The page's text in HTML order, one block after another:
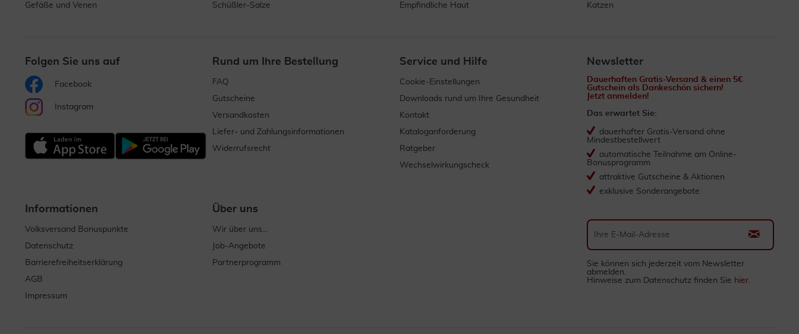
Gefäße und Venen
Schüßler-Salze
Empfindliche Haut
Katzen
Folgen Sie uns auf
Facebook
Instagram
Rund um Ihre Bestellung
FAQ
Gutscheine
Versandkosten
Liefer- und Zahlungsinformationen
Widerrufsrecht
Service und Hilfe
Cookie-Einstellungen
Downloads rund um Ihre Gesundheit
Kontakt
Kataloganforderung
Ratgeber
Wechselwirkungscheck
Informationen
Volksversand Bonuspunkte
Datenschutz
Barrierefreiheitserklärung
AGB
Impressum
Über uns
Wir über uns...
Job-Angebote
Partnerprogramm
Newsletter
Dauerhaften Gratis-Versand & einen 5€
Gutschein als Dankeschön sichern!
Jetzt anmelden!
Das erwartet Sie:
dauerhafter Gratis-Versand ohne
Mindestbestellwert
automatische Teilnahme am Online-
Bonusprogramm
attraktive Gutscheine & Aktionen
exklusive Sonderangebote
Sie können sich jederzeit vom Newsletter
abmelden.
Hinweise zum Datenschutz finden Sie hier.